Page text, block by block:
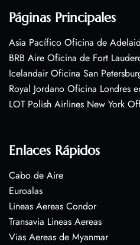
Páginas Principales
Asia Pacífico Oficina de
BRB Aire Oficina de Fort
Icelandair Oficina San
Royal Jordano Oficina Londres
LOT Polish Airlines New York
Enlaces Rápidos
Cabo de Aire
Euroalas
Lineas Aereas Condor
Transavia Lineas Aereas
Vias Aereas de Myanmar